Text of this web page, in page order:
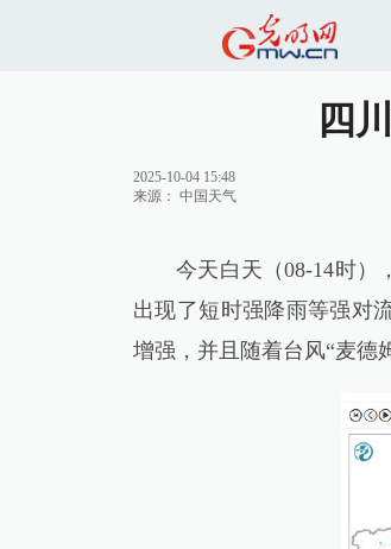
四
2025-10-04 15:48
来源： 中国天气
今天白天（08-14时）
出现了短时强降雨等强对
增强，并且随着台风“麦德